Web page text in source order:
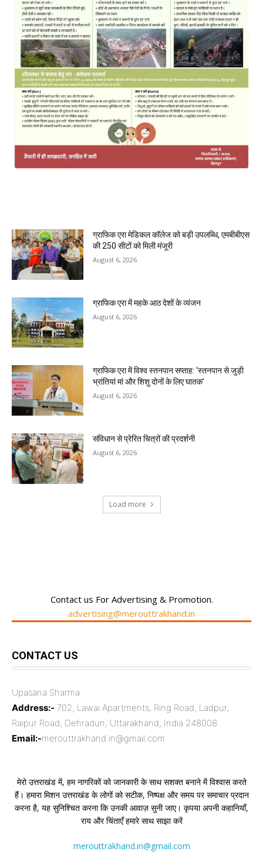
ग्राफिक एरा मेडिकल कॉलेज को बड़ी उपलब्धि, एमबीबीएस
की 250 सीटों को मिली मंजूरी
August 6, 2026
ग्राफिक एरा में महके आठ देशों के व्यंजन
August 6, 2026
ग्राफिक एरा में विश्व स्तनपान सप्ताह: ‘स्तनपान से जुड़ी
भ्रांतियां मां और शिशु दोनों के लिए घातक’
August 6, 2026
संविधान से प्रेरित चित्रों की प्रदर्शनी
August 6, 2026
Load more
Contact us For Advertising & Promotion.
advertising@merouttrakhand.in
CONTACT US
Upasana Sharma
Address:- 702, Lawai Apartments, Ring Road, Ladpur,
Raipur Road, Dehradun, Uttarakhand, India 248008
Email:-merouttrakhand.in@gmail.com
मेरो उत्तराखंड में, हम नागरिकों को जानकारी के साथ सशक्त बनाने में विश्वास करते
हैं। हमारा मिशन उत्तराखंड के लोगों को सटीक, निष्पक्ष और समय पर समाचार प्रदान
करना है, यह सुनिश्चित करना कि उनकी आवाज़ सुनी जाए। कृपया अपनी कहानियाँ,
राय और चिंताएँ हमारे साथ साझा करें
merouttrakhand.in@gmail.com